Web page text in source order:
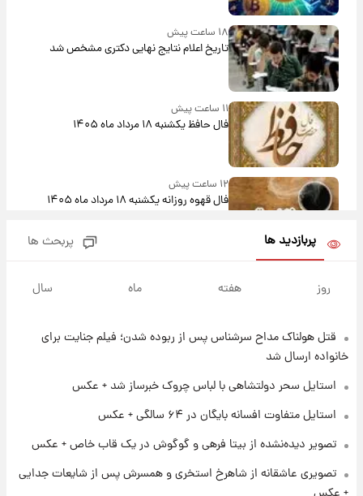
۱۸ ساعت پیش
تاریخ اعلام نتایج نهایی دکتری مشخص شد
۱۱ ساعت پیش
فال حافظ یکشنبه ۱۸ مرداد ماه ۱۴۰۵
۱۲ ساعت پیش
فال قهوه روزانه یکشنبه ۱۸ مرداد ماه ۱۴۰۵
۲۰ ساعت پیش
۲۱ ساعت پیش
پربازدید ها پربحث ها
روز هفته ماه سال
قتل هولناک مداح سرشناس پس از ربوده شدن؛ فیلم جنایت برای
خانواده ارسال شد
استایل سحر دولتشاهی با لباس چروک خبرساز شد + عکس
استایل متفاوت افسانه بایگان در ۶۴ سالگی + عکس
تصویر دیده‌نشده از بیتا فرهی و گوگوش در یک قاب خاص + عکس
تصویری عاشقانه از شاهرخ استخری و همسرش پس از شایعات جدایی